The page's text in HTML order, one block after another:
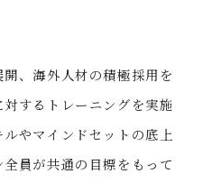
、海外人材の積極採用を
するトレーニングを実施
やマインドセットの底上
員が共通の目標をもって